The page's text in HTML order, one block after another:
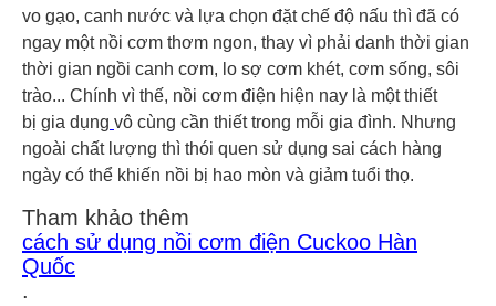
vo gạo, canh nước và lựa chọn đặt chế độ nấu thì đã có
ngay một nồi cơm thơm ngon, thay vì phải danh thời gian
thời gian ngồi canh cơm, lo sợ cơm khét, cơm sống, sôi
trào... Chính vì thế, nồi cơm điện hiện nay là một thiết
bị gia dụng vô cùng cần thiết trong mỗi gia đình. Nhưng
ngoài chất lượng thì thói quen sử dụng sai cách hàng
ngày có thể khiến nồi bị hao mòn và giảm tuổi thọ.
Tham khảo thêm
cách sử dụng nồi cơm điện Cuckoo Hàn
Quốc
.